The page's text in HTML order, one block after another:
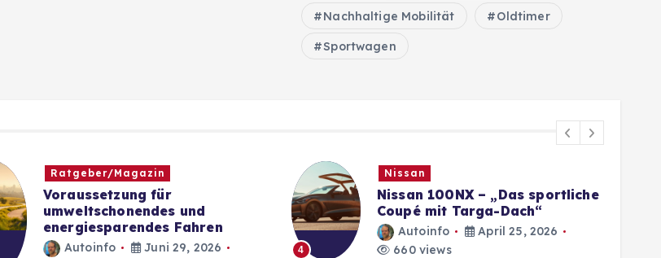
Nachhaltige Mobilität Oldtimer
Sportwagen
Ratgeber/Magazin
Voraussetzung für
umweltschonendes und
energiesparendes Fahren
Autoinfo
Juni 29, 2026
4
Nissan
Nissan 100NX – „Das sportliche
Coupé mit Targa-Dach“
Autoinfo
April 25, 2026
660 views